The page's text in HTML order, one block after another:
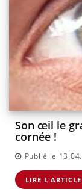
Son œil le
cornée !
Publié le
LIRE L'ARTICLE